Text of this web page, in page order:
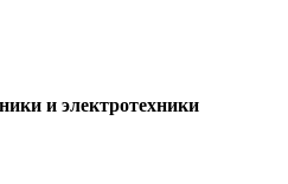
и электротехники